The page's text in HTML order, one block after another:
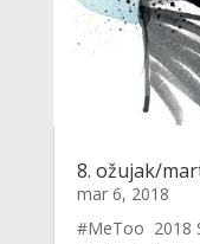
8. ožujak/
mar 6, 2018
#MeToo 2018